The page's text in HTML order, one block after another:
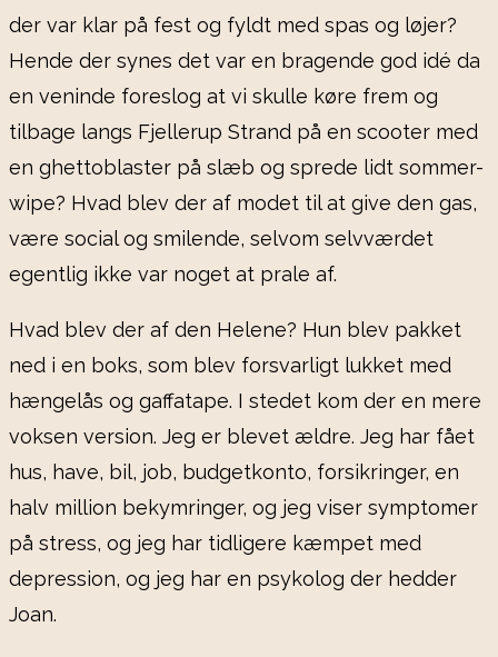
der var klar på fest og fyldt med spas og løjer?
Hende der synes det var en bragende god idé da
en veninde foreslog at vi skulle køre frem og
tilbage langs Fjellerup Strand på en scooter med
en ghettoblaster på slæb og sprede lidt sommer-
wipe? Hvad blev der af modet til at give den gas,
være social og smilende, selvom selvværdet
egentlig ikke var noget at prale af.
Hvad blev der af den Helene? Hun blev pakket
ned i en boks, som blev forsvarligt lukket med
hængelås og gaffatape. I stedet kom der en mere
voksen version. Jeg er blevet ældre. Jeg har fået
hus, have, bil, job, budgetkonto, forsikringer, en
halv million bekymringer, og jeg viser symptomer
på stress, og jeg har tidligere kæmpet med
depression, og jeg har en psykolog der hedder
Joan.